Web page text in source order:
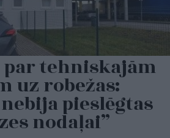
par tehniskajām
uz robežas:
pieslēgtas
nodaļai”